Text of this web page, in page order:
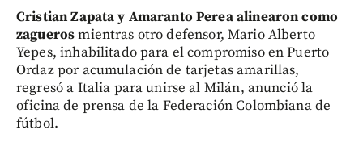
Cristian Zapata y Amaranto Perea alinearon como
zaguerosmientras otro defensor, Mario Alberto
Yepes, inhabilitado para el compromiso en Puerto
Ordaz por acumulación de tarjetas amarillas,
regresó a Italia para unirse al Milán, anunció la
oficina de prensa de la Federación Colombiana de
fútbol.